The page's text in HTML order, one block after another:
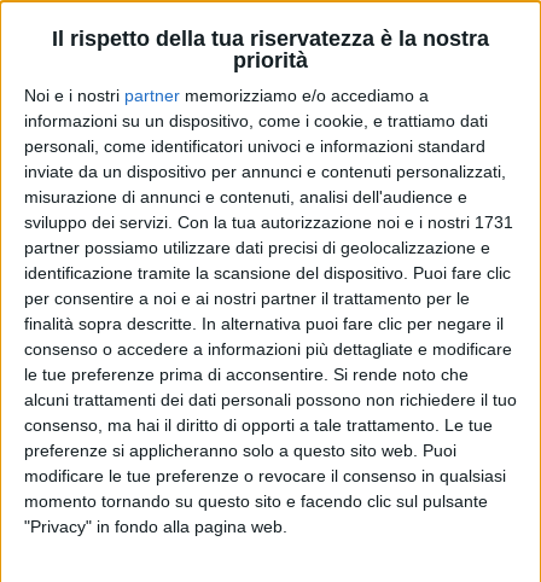
Il rispetto della tua riservatezza è la nostra
priorità
Noi e i nostri partner memorizziamo e/o accediamo a
informazioni su un dispositivo, come i cookie, e trattiamo dati
personali, come identificatori univoci e informazioni standard
inviate da un dispositivo per annunci e contenuti personalizzati,
misurazione di annunci e contenuti, analisi dell'audience e
sviluppo dei servizi. Con la tua autorizzazione noi e i nostri 1731
partner possiamo utilizzare dati precisi di geolocalizzazione e
identificazione tramite la scansione del dispositivo. Puoi fare clic
per consentire a noi e ai nostri partner il trattamento per le
finalità sopra descritte. In alternativa puoi fare clic per negare il
consenso o accedere a informazioni più dettagliate e modificare
le tue preferenze prima di acconsentire. Si rende noto che
alcuni trattamenti dei dati personali possono non richiedere il tuo
consenso, ma hai il diritto di opporti a tale trattamento. Le tue
preferenze si applicheranno solo a questo sito web. Puoi
modificare le tue preferenze o revocare il consenso in qualsiasi
momento tornando su questo sito e facendo clic sul pulsante
"Privacy" in fondo alla pagina web.
GIANNA NANNINI SI FA MALE IN BICI, LA
FIGLIA PENELOPE LA CURA: I VIDEO
Gianna Nanniniè una grande appassionata di
biciclettae non è la sola “ciclista” della musica
italiana.
Con lei ci sono anche Jovanotti Vasco Rossi
Antonacci